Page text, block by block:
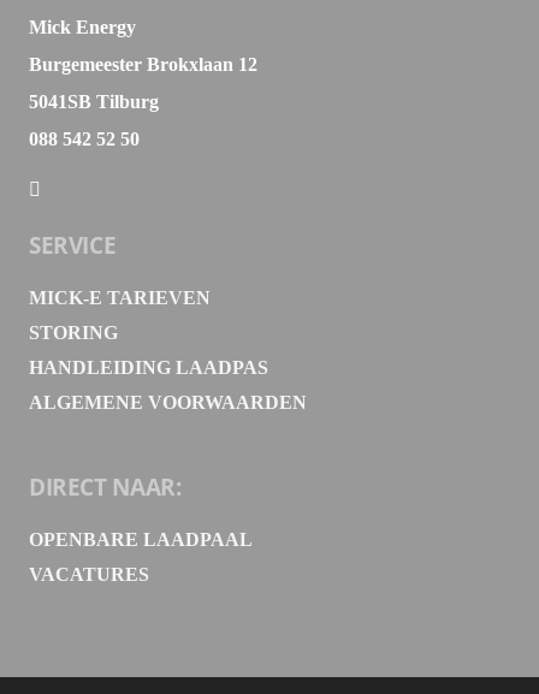
Mick Energy
Burgemeester Brokxlaan 12
5041SB Tilburg
088 542 52 50
SERVICE
MICK-E TARIEVEN
STORING
HANDLEIDING LAADPAS
ALGEMENE VOORWAARDEN
DIRECT NAAR:
OPENBARE LAADPAAL
VACATURES